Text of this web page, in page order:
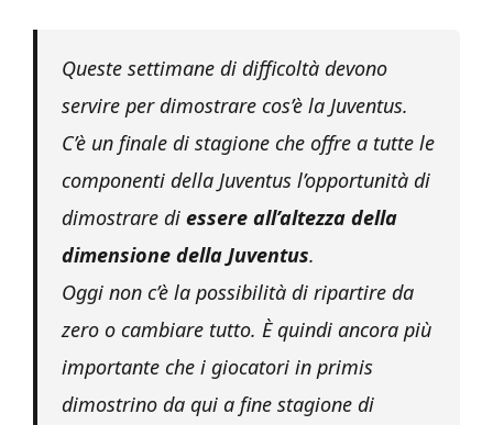
Queste settimane di difficoltà devono
servire per dimostrare cos’è la Juventus.
C’è un finale di stagione che offre a tutte le
componenti della Juventus l’opportunità di
dimostrare di essere all’altezza della
dimensione della Juventus.
Oggi non c’è la possibilità di ripartire da
zero o cambiare tutto. È quindi ancora più
importante che i giocatori in primis
dimostrino da qui a fine stagione di